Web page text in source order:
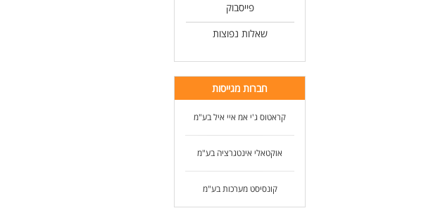
פייסבוק
שאלות נפוצות
חברות מגייסות
קראטוס ג'י אמ איי איל בע"מ
אוקטאלי אינטגרציה בע"מ
קונסיסט מערכות בע"מ